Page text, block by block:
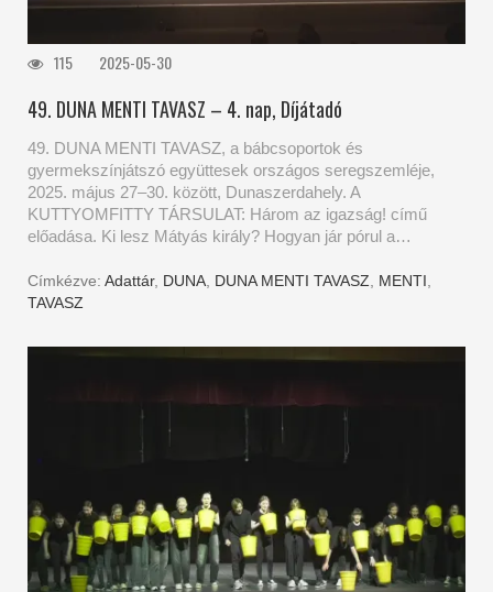
115 2025-05-30
49. DUNA MENTI TAVASZ – 4. nap, Díjátadó
49. DUNA MENTI TAVASZ, a bábcsoportok és
gyermekszínjátszó együttesek országos seregszemléje,
2025. május 27–30. között, Dunaszerdahely. A
KUTTYOMFITTY TÁRSULAT: Három az igazság! című
előadása. Ki lesz Mátyás király? Hogyan jár pórul a…
Címkézve: Adattár, DUNA, DUNA MENTI TAVASZ, MENTI,
TAVASZ